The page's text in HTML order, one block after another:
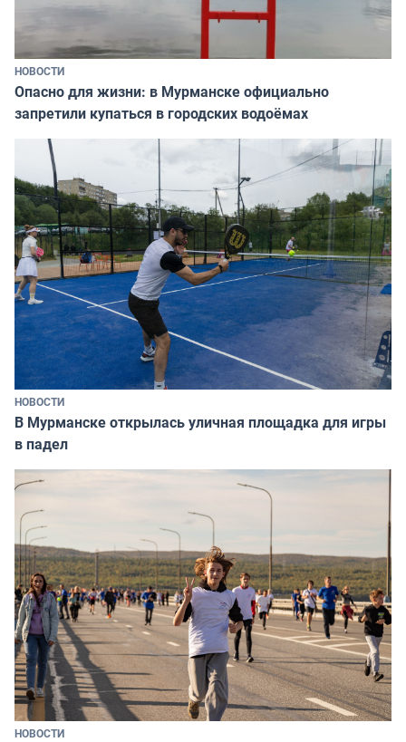
НОВОСТИ
Опасно для жизни: в Мурманске официально
запретили купаться в городских водоёмах
НОВОСТИ
В Мурманске открылась уличная площадка для игры
в падел
НОВОСТИ